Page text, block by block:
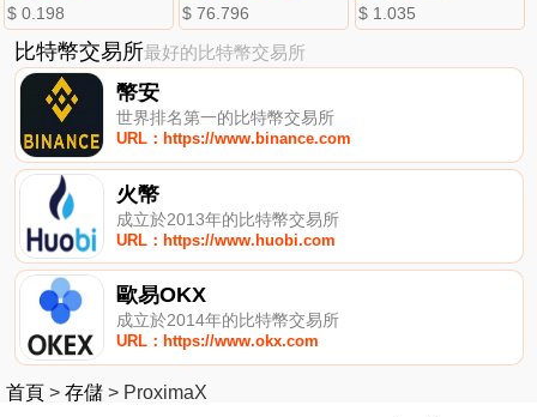
$ 0.198 $ 76.796 $ 1.035
比特幣交易所最好的比特幣交易所
幣安
世界排名第一的比特幣交易所
URL：https://www.binance.com
火幣
成立於2013年的比特幣交易所
URL：https://www.huobi.com
歐易OKX
成立於2014年的比特幣交易所
URL：https://www.okx.com
首頁 > 存儲 > ProximaX